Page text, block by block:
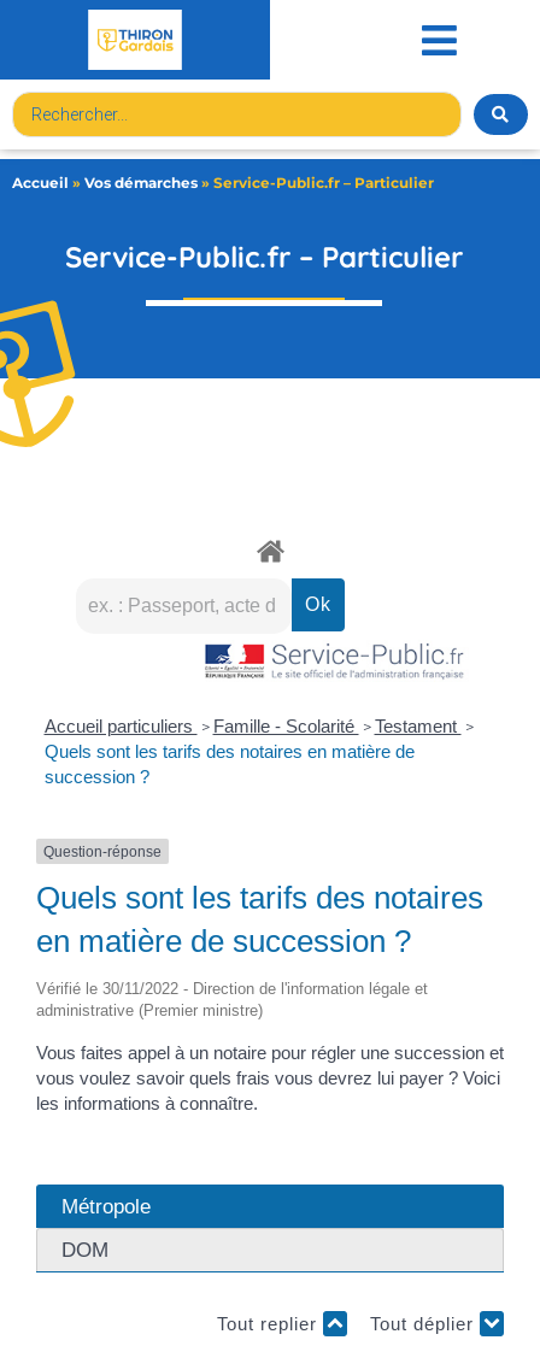
Accueil » Vos démarches » Service-Public.fr – Particulier
Service-Public.fr – Particulier
Accueil particuliers > Famille - Scolarité > Testament >
Quels sont les tarifs des notaires en matière de
succession ?
Question-réponse
Quels sont les tarifs des notaires
en matière de succession ?
Vérifié le 30/11/2022 - Direction de l'information légale et
administrative (Premier ministre)
Vous faites appel à un notaire pour régler une succession et
vous voulez savoir quels frais vous devrez lui payer ? Voici
les informations à connaître.
Métropole
DOM
Tout replier Tout déplier